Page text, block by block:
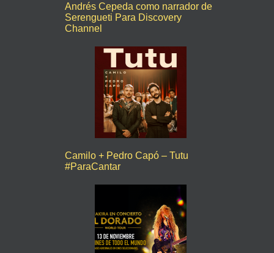
Andrés Cepeda como narrador de
Serengueti Para Discovery
Channel
Camilo + Pedro Capó – Tutu
#ParaCantar